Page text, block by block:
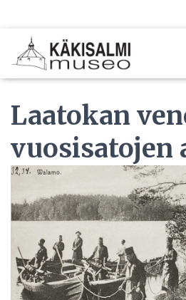
Laatokan
vuosisatojen